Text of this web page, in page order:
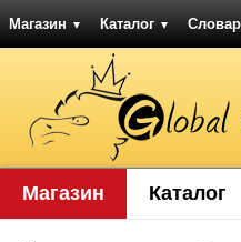
Магазин ▼ Каталог ▼
Магазин Каталог